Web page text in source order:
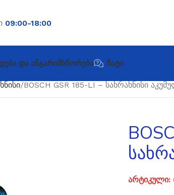
09:00-18:00
Და Ანგარიშსწორება Ჩატი
BOSCH GSR 185-LI – სახრახნისი
არტიკული: